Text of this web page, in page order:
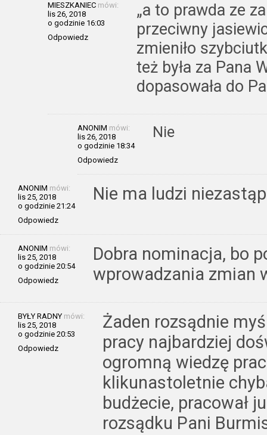
MIESZKANIEC mówi:
lis 26, 2018
o godzinie 16:03
Odpowiedz
„a to prawda ze
przeciwny
zmieniło
też była za Pana
dopasowała do
ANONIM mówi:
lis 26, 2018
o godzinie 18:34
Odpowiedz
Nie
ANONIM mówi:
lis 25, 2018
o godzinie 21:24
Odpowiedz
Nie ma ludzi
ANONIM mówi:
lis 25, 2018
o godzinie 20:54
Odpowiedz
Dobra nominacja, bo
wprowadzania zmian
BYŁY RADNY mówi:
lis 25, 2018
o godzinie 20:53
Odpowiedz
Żaden rozsądnie
pracy najbardziej
ogromną wiedzę
klikunastoletnie
budżecie, pracował
rozsądku Pani